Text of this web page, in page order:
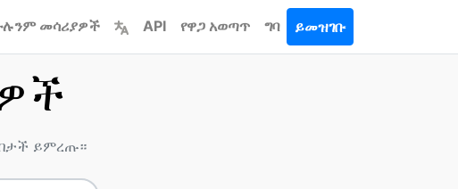
መሳሪያዎች API የዋጋ አወጣጥ ግባ ይመዝገቡ
በታች ይምረጡ።